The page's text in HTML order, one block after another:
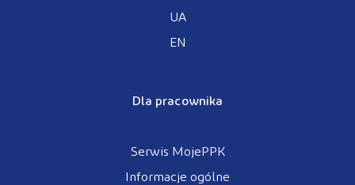
UA
EN
Dla pracownika
Serwis MojePPK
Informacje ogólne